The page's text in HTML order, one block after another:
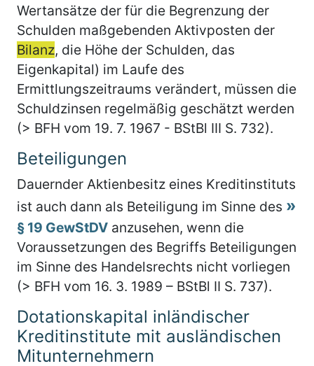
Wertansätze der für die Begrenzung der
Schulden maßgebenden Aktivposten der
Bilanz, die Höhe der Schulden, das
Eigenkapital) im Laufe des
Ermittlungszeitraums verändert, müssen die
Schuldzinsen regelmäßig geschätzt werden
(> BFH vom 19. 7. 1967 - BStBl III S. 732).
Beteiligungen
Dauernder Aktienbesitz eines Kreditinstituts
ist auch dann als Beteiligung im Sinne des
§ 19 GewStDV anzusehen, wenn die
Voraussetzungen des Begriffs Beteiligungen
im Sinne des Handelsrechts nicht vorliegen
(> BFH vom 16. 3. 1989 – BStBl II S. 737).
Dotationskapital inländischer
Kreditinstitute mit ausländischen
Mitunternehmern